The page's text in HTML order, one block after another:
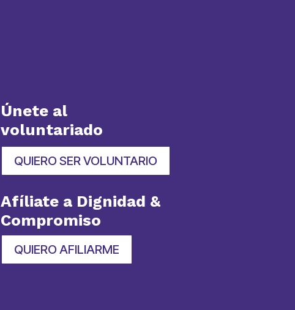
Únete al
voluntariado
QUIERO SER VOLUNTARIO
Afíliate a Dignidad &
Compromiso
QUIERO AFILIARME